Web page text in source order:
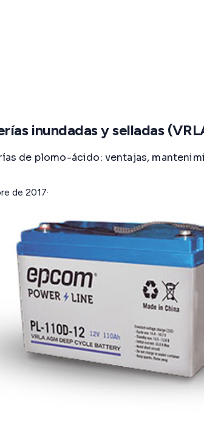
inundadas y selladas
de plomo-ácido: ventajas,
de 2017·